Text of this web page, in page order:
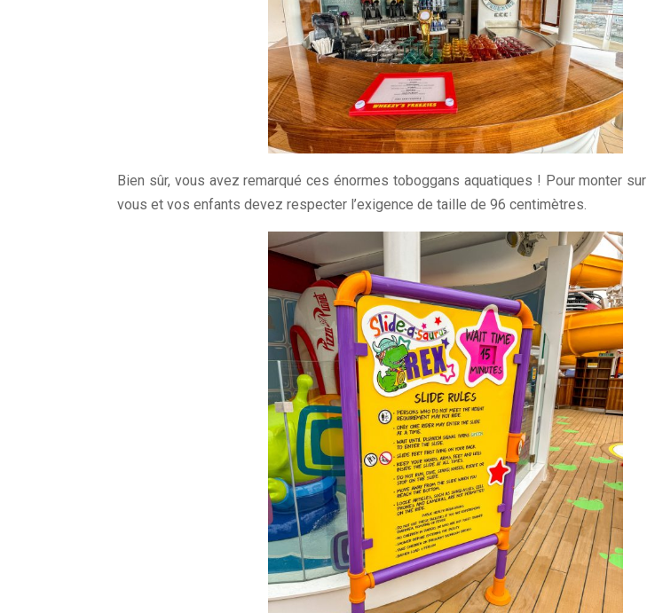
Bien sûr, vous avez remarqué ces énormes toboggans aquatiques ! Pour monter sur
vous et vos enfants devez respecter l’exigence de taille de 96 centimètres.